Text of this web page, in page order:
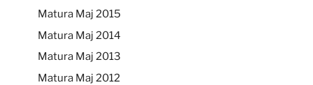
Matura Maj 2015
Matura Maj 2014
Matura Maj 2013
Matura Maj 2012